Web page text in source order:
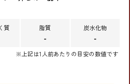
質 脂質
-
炭水化物
-
※上記は1人前あたりの目安の数値です